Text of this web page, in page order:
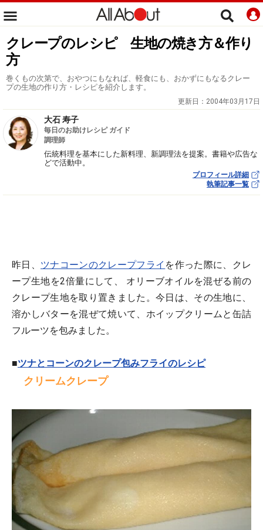
クレープのレシピ 生地の焼き方＆作り
方
巻くもの次第で、おやつにもなれば、軽食にも、おかずにもなるクレー
プの生地の作り方・レシピを紹介します。
更新日： 2004年03月17日
大石 寿子
毎日のお助けレシピ ガイド
調理師
伝統料理を基本にした新料理、新調理法を提案。書籍や広告な
どで活動中。
プロフィール詳細
執筆記事一覧
昨日、 ツナコーンのクレープフライ を作った際に、クレ
ープ生地を2倍量にして、 オリーブオイルを混ぜる前の
クレープ生地を取り置きました。今日は、その生地に、
溶かしバターを混ぜて焼いて、ホイップクリームと缶詰
フルーツを包みました。
■ツナとコーンのクレープ包みフライのレシピ
クリームクレープ